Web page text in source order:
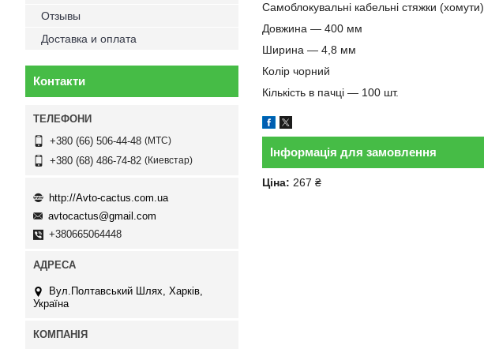
Самоблокувальні кабельні стяжки (хомути)
Довжина — 400 мм
Ширина — 4,8 мм
Колір чорний
Кількість в пачці — 100 шт.
Інформація для замовлення
Ціна: 267 ₴
Отзывы
Доставка и оплата
Контакти
+380 (66) 506-44-48 МТС
+380 (68) 486-74-82 Киевстар
http://Avto-cactus.com.ua
avtocactus@gmail.com
+380665064448
Вул.Полтавський Шлях, Харків,
Україна